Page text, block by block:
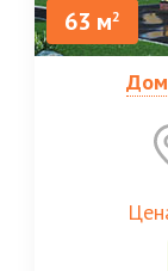
63 м2
Дом